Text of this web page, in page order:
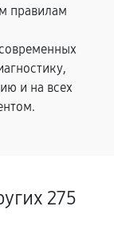
правилам
и на всех
275